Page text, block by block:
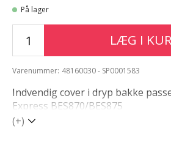
På lager
LÆG I
Varenummer: 48160030 - SP0001583
Indvendig cover i dryp bakke
Express BES870/BES875
(+)